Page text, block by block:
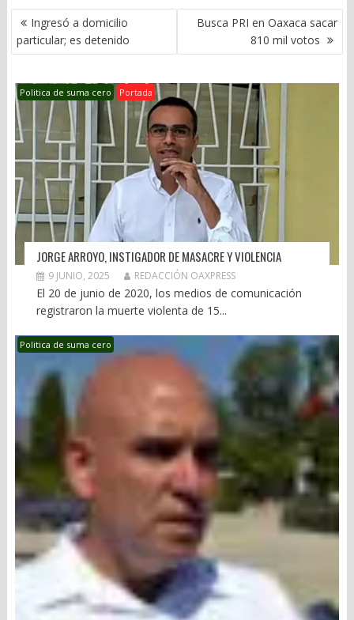
NAVEGACIÓN
DE
ENTRADAS
Ingresó a domicilio
particular; es detenido
Busca PRI en Oaxaca sacar
810 mil votos
Politica de suma cero Portada
JORGE ARROYO, INSTIGADOR DE MASACRE Y VIOLENCIA
9 JUNIO, 2025 REDACCIÓN OAXPRESS
El 20 de junio de 2020, los medios de comunicación
registraron la muerte violenta de 15...
Politica de suma cero